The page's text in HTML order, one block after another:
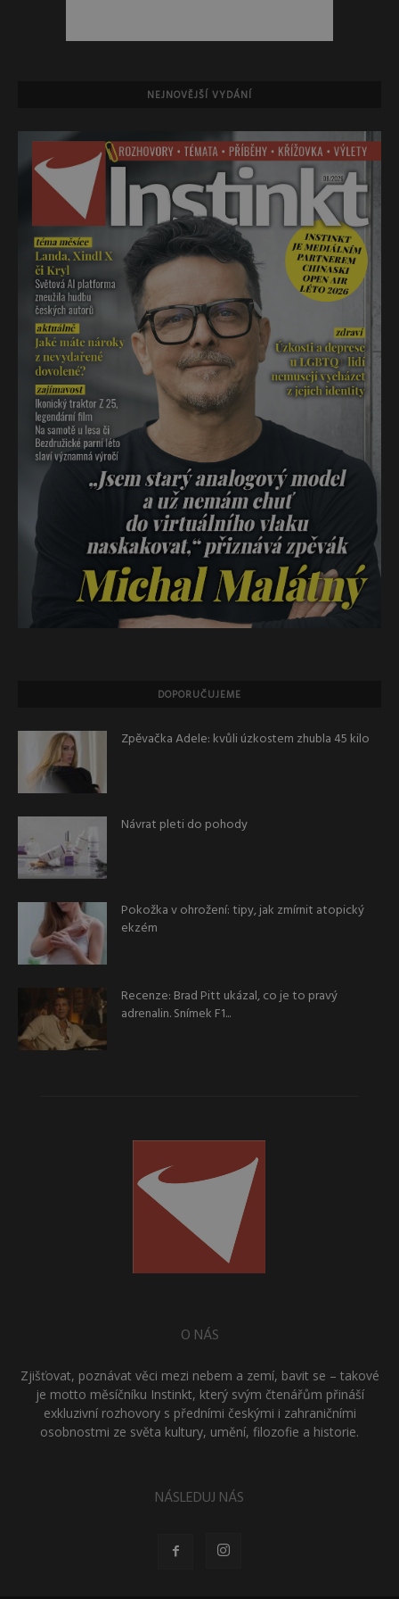
NEJNOVĚJŠÍ VYDÁNÍ
DOPORUČUJEME
Zpěvačka Adele: kvůli úzkostem zhubla 45 kilo
Návrat pleti do pohody
Pokožka v ohrožení: tipy, jak zmírnit atopický
ekzém
Recenze: Brad Pitt ukázal, co je to pravý
adrenalin. Snímek F1...
O NÁS
Zjišťovat, poznávat věci mezi nebem a zemí, bavit se – takové
je motto měsíčníku Instinkt, který svým čtenářům přináší
exkluzivní rozhovory s předními českými i zahraničními
osobnostmi ze světa kultury, umění, filozofie a historie.
NÁSLEDUJ NÁS